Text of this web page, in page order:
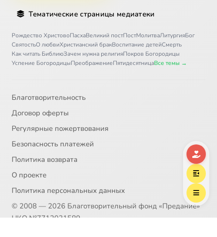
Тематические страницы медиатеки
Рождество ХристовоПасхаВеликий постПостМолитваЛитургияБог
СвятостьО любвиХристианский бракВоспитание детейСмерть
Как читать БиблиюЗачем нужна религияПокров Богородицы
Успение БогородицыПреображениеПятидесятницаВсе темы →
Благотворительность
Договор оферты
Регулярные пожертвования
Безопасность платежей
Политика возврата
О проекте
Политика персональных данных
© 2008 — 2026 Благотворительный фонд «Предание»
НКО №7712031589